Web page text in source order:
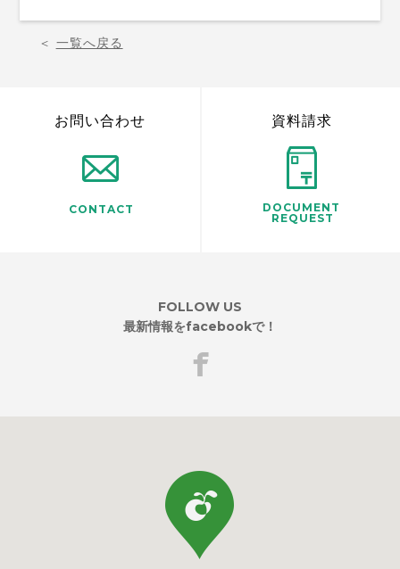
＜ 一覧へ戻る
CONTACT
お問い合わせ
DOCUMENT
REQUEST
資料請求
FOLLOW US
最新情報をfacebookで！